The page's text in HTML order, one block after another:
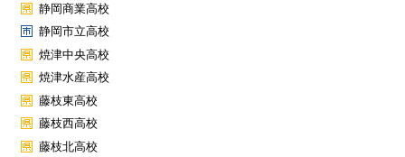
静岡商業高校
静岡市立高校
焼津中央高校
焼津水産高校
藤枝東高校
藤枝西高校
藤枝北高校